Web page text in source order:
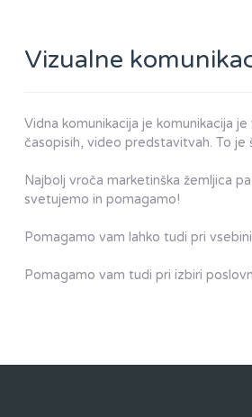
Vizualne
Vidna komunikacija je komunikacija
časopisih, video predstavitvah. To
​Najbolj vroča marketinška žemljica
svetujemo in pomagamo!​
Pomagamo vam lahko tudi pri
Pomagamo vam tudi pri izbiri